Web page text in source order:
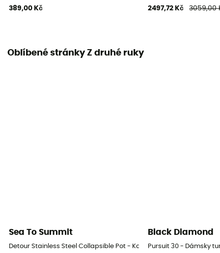
389,00 Kč 2497,72 Kč 3059,00
Oblíbené stránky Z druhé ruky
Sea To Summit
Detour Stainless Steel Collapsible Pot - Kastrol
Black Diamond
Pursuit 30 - Dámsky